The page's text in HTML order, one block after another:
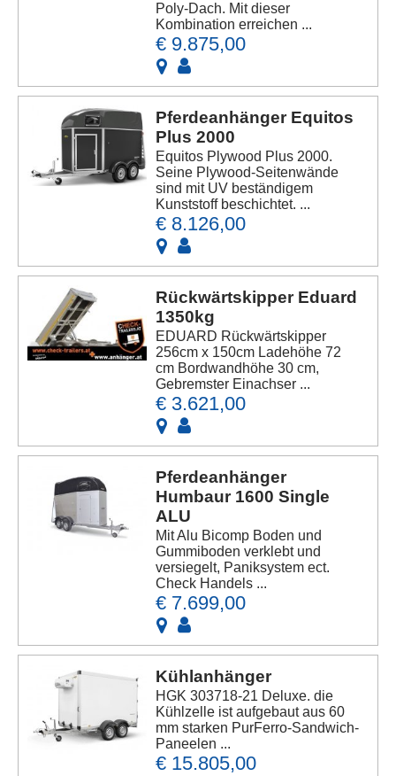
Poly-Dach. Mit dieser
Kombination erreichen ...
€ 9.875,00
Pferdeanhänger Equitos
Plus 2000
Equitos Plywood Plus 2000.
Seine Plywood-Seitenwände
sind mit UV beständigem
Kunststoff beschichtet. ...
€ 8.126,00
Rückwärtskipper Eduard
1350kg
EDUARD Rückwärtskipper
256cm x 150cm Ladehöhe 72
cm Bordwandhöhe 30 cm,
Gebremster Einachser ...
€ 3.621,00
Pferdeanhänger
Humbaur 1600 Single
ALU
Mit Alu Bicomp Boden und
Gummiboden verklebt und
versiegelt, Paniksystem ect.
Check Handels ...
€ 7.699,00
Kühlanhänger
HGK 303718-21 Deluxe. die
Kühlzelle ist aufgebaut aus 60
mm starken PurFerro-Sandwich-
Paneelen ...
€ 15.805,00